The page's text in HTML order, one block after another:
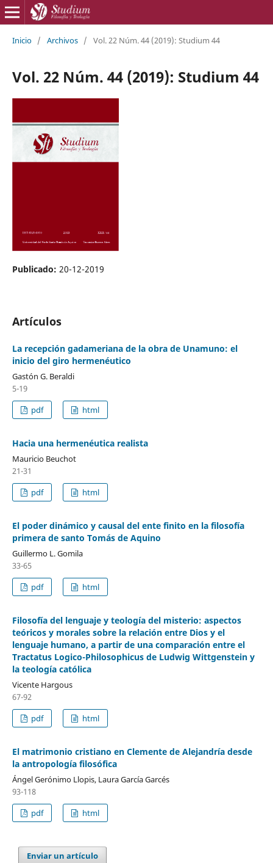
Inicio / Archivos / Vol. 22 Núm. 44 (2019): Studium 44
Vol. 22 Núm. 44 (2019): Studium 44
Publicado: 20-12-2019
Artículos
La recepción gadameriana de la obra de Unamuno: el
inicio del giro hermenéutico
Gastón G. Beraldi
5-19
pdf
html
Hacia una hermenéutica realista
Mauricio Beuchot
21-31
pdf
html
El poder dinámico y causal del ente finito en la filosofía
primera de santo Tomás de Aquino
Guillermo L. Gomila
33-65
pdf
html
Filosofía del lenguaje y teología del misterio: aspectos
teóricos y morales sobre la relación entre Dios y el
lenguaje humano, a partir de una comparación entre el
Tractatus Logico-Philosophicus de Ludwig Wittgenstein y
la teología católica
Vicente Hargous
67-92
pdf
html
El matrimonio cristiano en Clemente de Alejandría desde
la antropología filosófica
Ángel Gerónimo Llopis, Laura García Garcés
93-118
pdf
html
Enviar un artículo